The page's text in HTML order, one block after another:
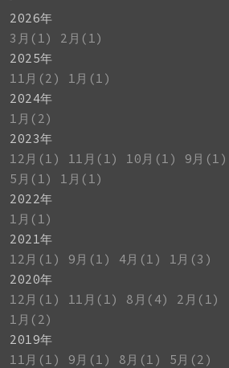
2026年
3月(1)
2月(1)
2025年
11月(2)
1月(1)
2024年
1月(2)
2023年
12月(1)
11月(1) 10月(1)
9月(1)
5月(1)
1月(1)
2022年
1月(1)
2021年
12月(1)
9月(1) 4月(1)
1月(3)
2020年
12月(1)
11月(1) 8月(4)
2月(1)
1月(2)
2019年
11月(1)
9月(1) 8月(1)
5月(2)